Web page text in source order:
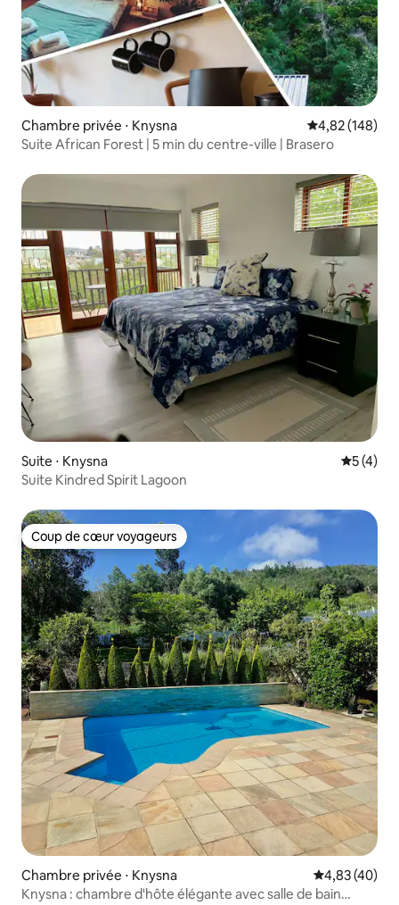
Chambre privée ⋅ Knysna Évaluation
4,82 (148)
Suite African Forest | 5 min du centre-ville | Brasero
Suite ⋅ Knysna
5 (4)
Suite Kindred Spirit Lagoon
Coup de cœur voyageurs
Coup de cœur voyageurs
Chambre privée ⋅ Knysna Évaluation
4,83 (40)
Knysna : chambre d'hôte élégante avec salle de bain